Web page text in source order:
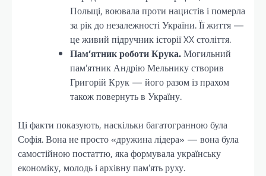
Польщі, воювала проти нацистів і померла
за рік до незалежності України. Її життя —
це живий підручник історії XX століття.
Пам’ятник роботи Крука.Могильний
пам’ятник Андрію Мельнику створив
Григорій Крук — його разом із прахом
також повернуть в Україну.
Ці факти показують, наскільки багатогранною була
Софія. Вона не просто «дружина лідера» — вона була
самостійною постаттю, яка формувала українську
економіку, молодь і архівну пам’ять руху.